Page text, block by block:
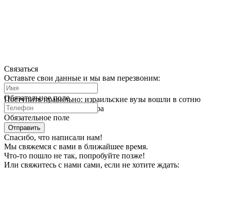
Поступить правильно: израильские вузы вошли в сотню
лучших университетов мира
Связаться
Оставьте свои данные и мы вам перезвоним:
Обязательное поле
Обязательное поле
Отправить
Спасибо, что написали нам!
Мы свяжемся с вами в ближайшее время.
Что-то пошло не так, попробуйте позже!
Или свяжитесь с нами сами, если не хотите ждать: